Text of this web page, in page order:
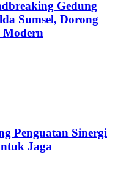
Gedung
Sumsel, Dorong
Modern
Penguatan Sinergi
Jaga